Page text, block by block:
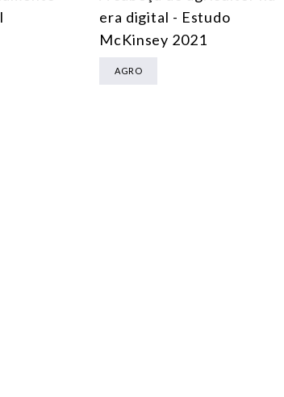
era digital - Estudo
McKinsey 2021
AGRO